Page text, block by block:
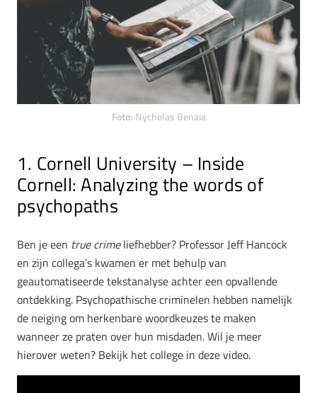
Foto: Nycholas Benaia
1. Cornell University – Inside
Cornell: Analyzing the words of
psychopaths
Ben je een true crimeliefhebber? Professor Jeff Hancock
en zijn collega’s kwamen er met behulp van
geautomatiseerde tekstanalyse achter een opvallende
ontdekking. Psychopathische criminelen hebben namelijk
de neiging om herkenbare woordkeuzes te maken
wanneer ze praten over hun misdaden. Wil je meer
hierover weten? Bekijk het college in deze video.